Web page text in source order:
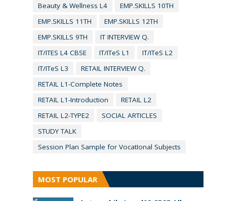
Beauty & Wellness L4
EMP.SKILLS 10TH
EMP.SKILLS 11TH
EMP.SKILLS 12TH
EMP.SKILLS 9TH
IT INTERVIEW Q.
IT/ITES L4 CBSE
IT/ITeS L1
IT/ITeS L2
IT/ITeS L3
RETAIL INTERVIEW Q.
RETAIL L1-Complete Notes
RETAIL L1-Introduction
RETAIL L2
RETAIL L2-TYPE2
SOCIAL ARTICLES
STUDY TALK
Session Plan Sample for VocatIonal Subjects
MOST POPULAR